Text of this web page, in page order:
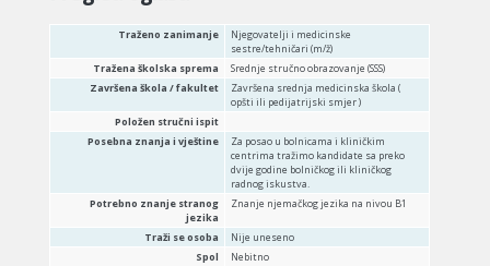
Traženo zanimanje
Njegovatelji i medicinske
sestre/tehničari (m/ž)
Tražena školska sprema
Srednje stručno obrazovanje (SSS)
Završena škola / fakultet
Završena srednja medicinska škola (
opšti ili pedijatrijski smjer )
Položen stručni ispit
Posebna znanja i vještine
Za posao u bolnicama i kliničkim
centrima tražimo kandidate sa preko
dvije godine bolničkog ili kliničkog
radnog iskustva.
Potrebno znanje stranog
jezika
Znanje njemačkog jezika na nivou B1
Traži se osoba
Nije uneseno
Spol
Nebitno